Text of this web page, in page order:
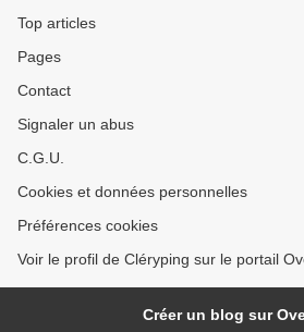
Top articles
Pages
Contact
Signaler un abus
C.G.U.
Cookies et données personnelles
Préférences cookies
Voir le profil de Cléryping sur le portail
Créer un blog sur